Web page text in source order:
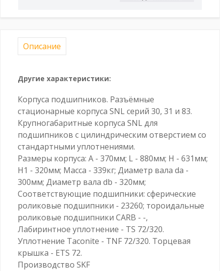
Описание
Другие характеристики:
Корпуса подшипников. Разъёмные
стационарные корпуса SNL серий 30, 31 и 83.
Крупногабаритные корпуса SNL для
подшипников с цилиндрическим отверстием со
стандартными уплотнениями.
Размеры корпуса: A - 370мм; L - 880мм; H - 631мм;
H1 - 320мм; Масса - 339кг; Диаметр вала da -
300мм; Диаметр вала db - 320мм;
Соответствующие подшипники: сферические
роликовые подшипники - 23260; тороидальные
роликовые подшипники CARB - -,
Лабиринтное уплотнение - TS 72/320.
Уплотнение Taconite - TNF 72/320. Торцевая
крышка - ETS 72.
Производство SKF